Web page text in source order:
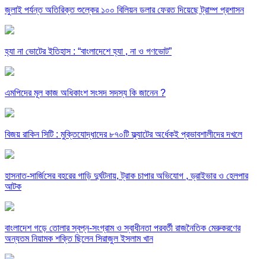
জুলাই পর্যন্ত অতিরিক্ত শুল্কের ১০০ বিলিয়ন ডলার ফেরত দিয়েছে ট্রাম্প প্রশাসন
হ্যা না ভোটের ইতিহাস : “বাংলাদেশে হ্যা , না ও গণভোট”
এমপিদের মূল কাজ অধিকাংশ সংসদ সদস্য কি জানেন ?
বিজয় রাকিন সিটি : মুক্তিযোদ্ধাদের ৮৭০টি ফ্ল্যাটের অর্ধেকই প্রভাবশালীদের দখলে
হাসনাত-সার্জিসের বহরের গাড়ি দুর্ঘটনায়, ট্রাক চাপার অভিযোগ , ড্রাইভার ও হেলপার
আটক
বাংলাদেশ গড়ে তোলার স্বপ্ন-সংগ্রাম ও স্বাধীনতা পরবর্তী রাজনৈতিক মেরুকরণের
অন্যতম নিয়ামক শক্তি ছিলেন সিরাজুল ইসলাম খান